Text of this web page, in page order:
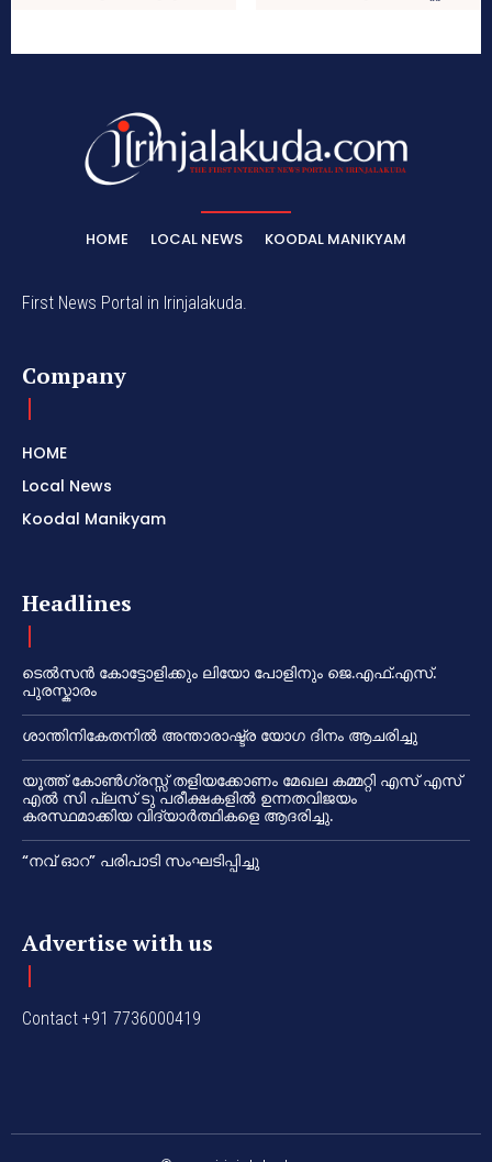
HOME LOCAL NEWS KOODAL MANIKYAM
First News Portal in Irinjalakuda.
Company
HOME
Local News
Koodal Manikyam
Headlines
ടെൽസൻ കോട്ടോളിക്കും ലിയോ പോളിനും ജെ.എഫ്.എസ്.
പുരസ്കാരം
ശാന്തിനികേതനിൽ അന്താരാഷ്ട്ര യോഗ ദിനം ആചരിച്ചു
യൂത്ത് കോൺഗ്രസ്സ് തളിയക്കോണം മേഖല കമ്മറ്റി എസ് എസ്
എൽ സി പ്ലസ് ടു പരീക്ഷകളിൽ ഉന്നതവിജയം
കരസ്ഥമാക്കിയ വിദ്യാർത്ഥികളെ ആദരിച്ചു.
“നവ് ഓറ” പരിപാടി സംഘടിപ്പിച്ചു
Advertise with us
Contact +91 7736000419